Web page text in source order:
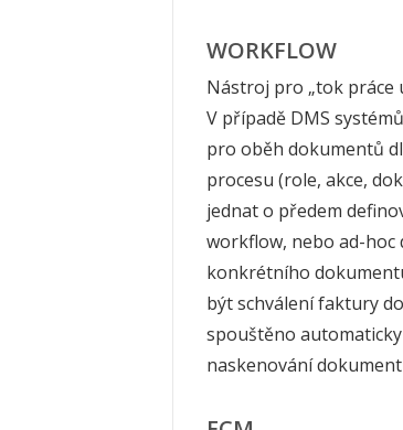
WORKFLOW
Nástroj pro „tok práce
V případě DMS
pro oběh dokumentů
procesu (role, akce,
jednat o předem
workflow, nebo ad-hoc
konkrétního
být schválení faktury
spouštěno
naskenování